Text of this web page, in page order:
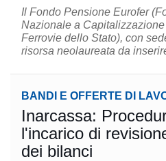
Il Fondo Pensione Eurofer
Nazionale a
Ferrovie dello Stato), con
risorsa neolaureata da
BANDI E OFFERTE DI
Inarcassa:
l'incarico di
dei bilanci